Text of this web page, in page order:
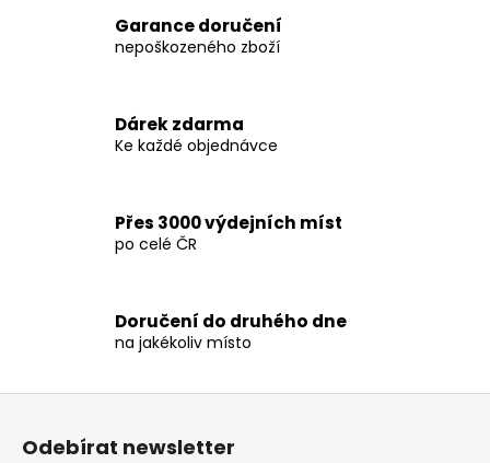
a
c
v
v
ý
u
á
n
Garance doručení
nepoškozeného zboží
Dárek zdarma
Ke každé objednávce
Přes 3000 výdejních míst
po celé ČR
Doručení do druhého dne
na jakékoliv místo
Odebírat newsletter